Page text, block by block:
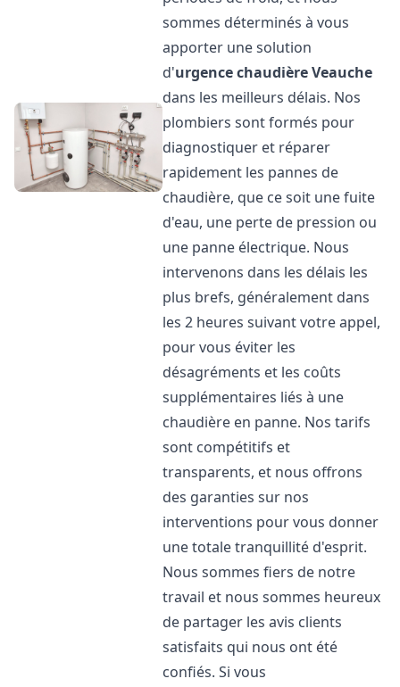
sommes déterminés à vous
apporter une solution
d'urgence chaudièreVeauche
dans les meilleurs délais. Nos
plombiers sont formés pour
diagnostiquer et réparer
rapidement les pannes de
chaudière, que ce soit une fuite
d'eau, une perte de pression ou
une panne électrique. Nous
intervenons dans les délais les
plus brefs, généralement dans
les 2 heures suivant votre appel,
pour vous éviter les
désagréments et les coûts
supplémentaires liés à une
chaudière en panne. Nos tarifs
sont compétitifs et
transparents, et nous offrons
des garanties sur nos
interventions pour vous donner
une totale tranquillité d'esprit.
Nous sommes fiers de notre
travail et nous sommes heureux
de partager les avis clients
satisfaits qui nous ont été
confiés. Si vous